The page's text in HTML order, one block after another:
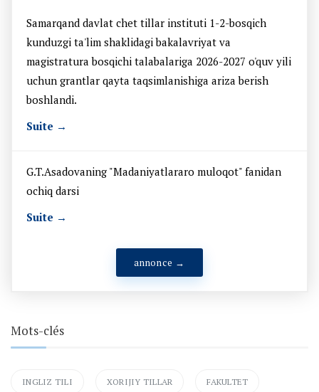
Samarqand davlat chet tillar instituti 1-2-bosqich
kunduzgi ta'lim shaklidagi bakalavriyat va
magistratura bosqichi talabalariga 2026-2027 o'quv yili
uchun grantlar qayta taqsimlanishiga ariza berish
boshlandi.
Suite →
G.T.Asadovaning "Madaniyatlararo muloqot" fanidan
ochiq darsi
Suite →
annonce →
Mots-clés
INGLIZ TILI XORIJIY TILLAR FAKULTET